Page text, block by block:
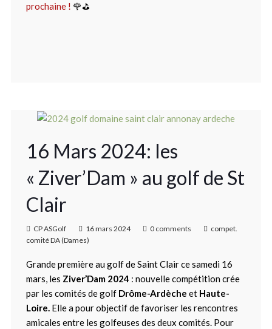
prochaine ! 🌹⛳
16 Mars 2024: les
« Ziver’Dam » au golf de St
Clair
CP ASGolf 16 mars 2024 0 comments
compet.
comité DA (Dames)
Grande première au golf de Saint Clair ce samedi 16
mars, les Ziver’Dam 2024 : nouvelle compétition crée
par les comités de golfDrôme-Ardèche etHaute-
Loire. Elle a pour objectif de favoriser les rencontres
amicales entre les golfeuses des deux comités. Pour